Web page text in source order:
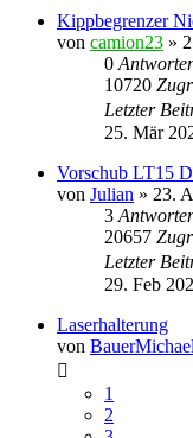
Kippbegrenzer
von camion23 »
0
10720
Letzter
25. Mär
Vorschub LT15
von Julian » 23.
3
20657
Letzter
29. Feb
Laserhalterung
von BauerMichael
1
2